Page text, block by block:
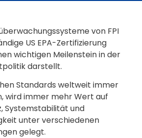
von FPI
US EPA-Zertifizierung
wichtigen Meilenstein in der
darstellt.
Standards weltweit immer
wird immer mehr Wert auf
Systemstabilität und
unter verschiedenen
gelegt.